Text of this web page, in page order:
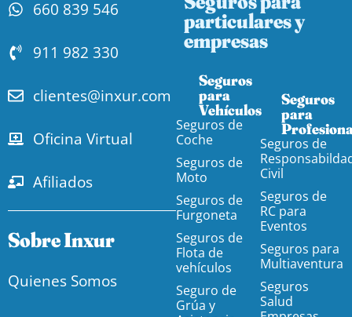
660 839 546
911 982 330
clientes@inxur.com
Oficina Virtual
Afiliados
Sobre Inxur
Quienes Somos
particulares y
empresas
Seguros
para
Vehículos​
Seguros de
Coche
Seguros de
Moto
Seguros de
Furgoneta
Seguros de
Flota de
vehículos
Seguro de
Grúa y
Seguros
para
Seguros de
Civil
Seguros de
RC para
Eventos
Seguros para
Multiaventura
Seguros
Salud